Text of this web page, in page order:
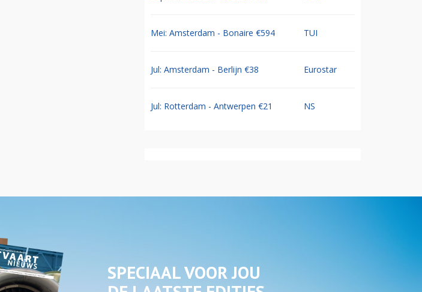
Mei: Amsterdam - Bonaire €594 TUI
Jul: Amsterdam - Berlijn €38 Eurostar
Jul: Rotterdam - Antwerpen €21 NS
SPECIAAL VOOR JOU